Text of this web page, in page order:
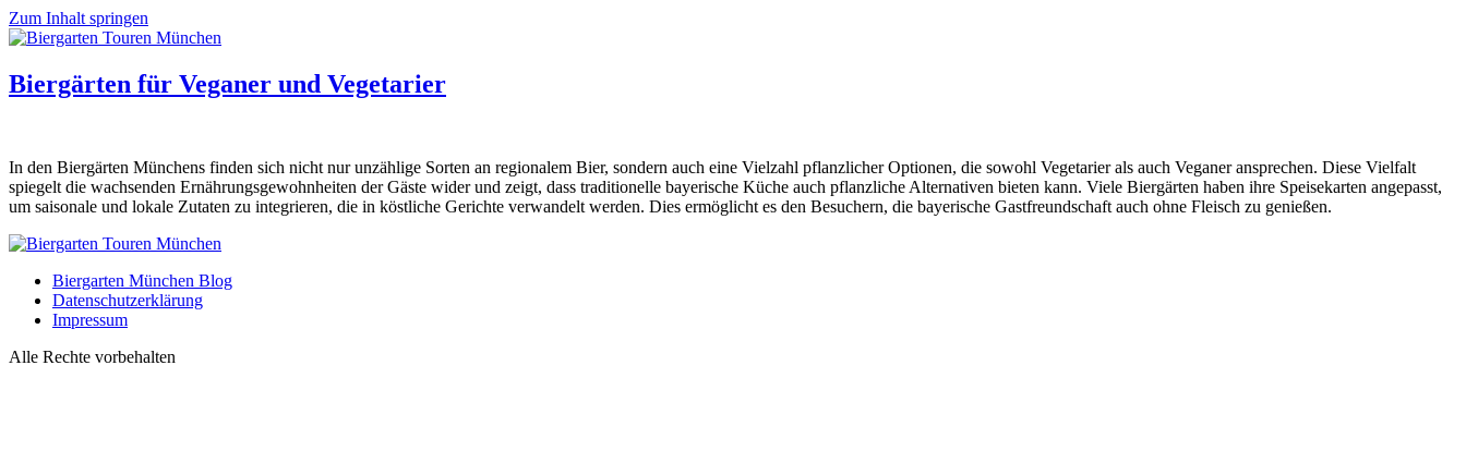
Zum Inhalt springen
Biergärten für Veganer und Vegetarier
In den Biergärten Münchens finden sich nicht nur unzählige Sorten an regionalem Bier, sondern auch eine Vielzahl pflanzlicher Optionen, die sowohl Vegetarier als auch Veganer ansprechen. Diese Vielfalt
spiegelt die wachsenden Ernährungsgewohnheiten der Gäste wider und zeigt, dass traditionelle bayerische Küche auch pflanzliche Alternativen bieten kann. Viele Biergärten haben ihre Speisekarten angepasst,
um saisonale und lokale Zutaten zu integrieren, die in köstliche Gerichte verwandelt werden. Dies ermöglicht es den Besuchern, die bayerische Gastfreundschaft auch ohne Fleisch zu genießen.
Biergarten München Blog
Datenschutzerklärung
Impressum
Alle Rechte vorbehalten